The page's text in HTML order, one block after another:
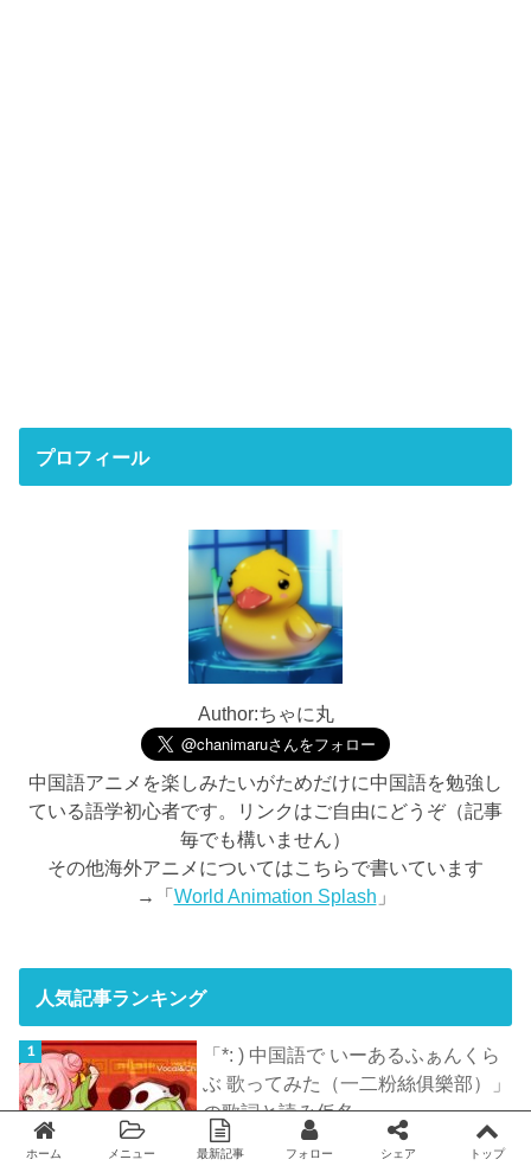
プロフィール
Author:ちゃに丸
中国語アニメを楽しみたいがためだけに中国語を勉強し
ている語学初心者です。リンクはご自由にどうぞ（記事
毎でも構いません）
その他海外アニメについてはこちらで書いています
→「World Animation Splash 」
人気記事ランキング
「*: ) 中国語で いーあるふぁんくら
ぶ 歌ってみた（一二粉絲俱樂部）」
の歌詞と読み仮名
ホーム メニュー 最新記事 フォロー シェア トップ
Twitter facebook